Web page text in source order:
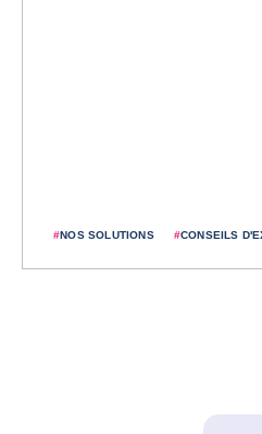
#NOS SOLUTIONS #CONSEILS